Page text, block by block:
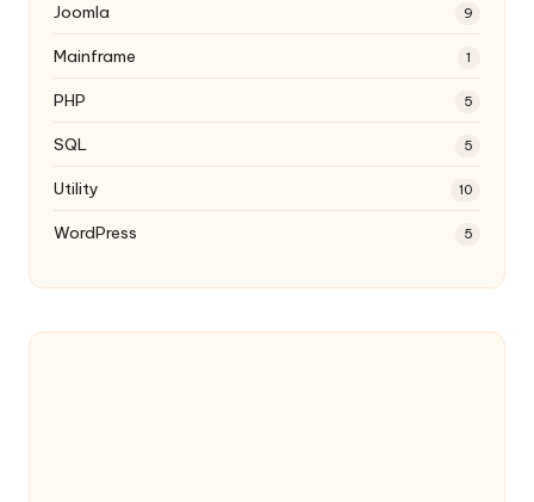
Joomla 9
Mainframe 1
PHP 5
SQL 5
Utility 10
WordPress 5